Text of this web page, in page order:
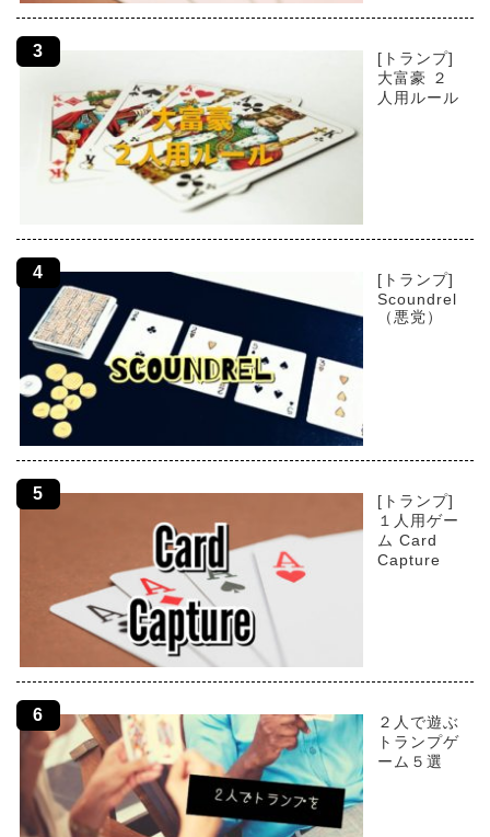
[トランプ]
大富豪 ２
人用ルール
[トランプ]
Scoundrel
（悪党）
[トランプ]
１人用ゲー
ム Card
Capture
２人で遊ぶ
トランプゲ
ーム５選